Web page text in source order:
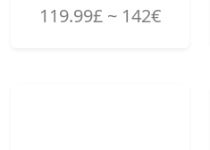
119.99£ ~ 142€